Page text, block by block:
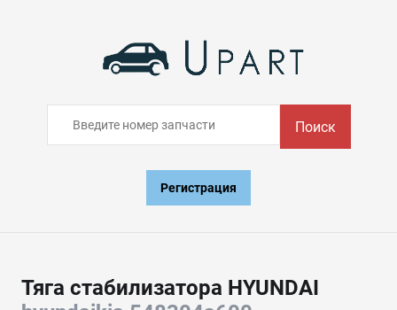
Поиск
Регистрация
Тяга стабилизатора HYUNDAI